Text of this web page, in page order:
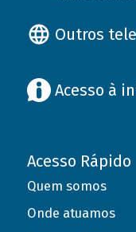
Outros
Acesso à
Acesso Rápido
Quem somos
Onde atuamos